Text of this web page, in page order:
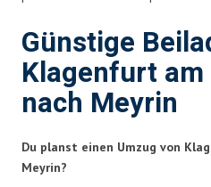
Günstige
Klagenfurt
nach Meyrin
Du planst einen Umzug von
Meyrin?